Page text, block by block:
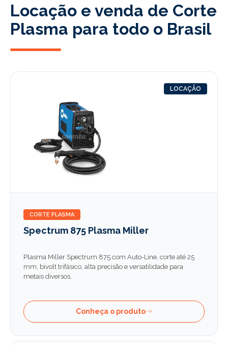
Locação e venda de Corte
Plasma para todo o Brasil
LOCAÇÃO
CORTE PLASMA
Spectrum 875 Plasma Miller
Plasma Miller Spectrum 875 com Auto-Line, corte até 25
mm, bivolt trifásico, alta precisão e versatilidade para
metais diversos.
Conheça o produto